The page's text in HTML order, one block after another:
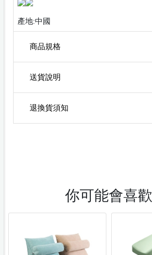
產地:中國
商品規格
送貨說明
退換貨須知
你可能會喜歡